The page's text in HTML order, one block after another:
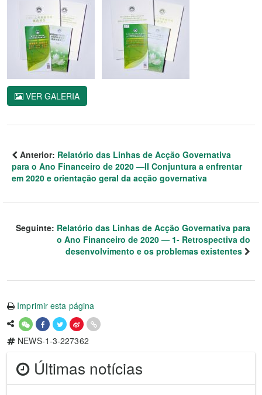
VER GALERIA
Anterior: Relatório das Linhas de Acção Governativa
para o Ano Financeiro de 2020 —II Conjuntura a enfrentar
em 2020 e orientação geral da acção governativa
Seguinte: Relatório das Linhas de Acção Governativa para
o Ano Financeiro de 2020 — 1- Retrospectiva do
desenvolvimento e os problemas existentes
Imprimir esta página
NEWS-1-3-227362
Últimas notícias